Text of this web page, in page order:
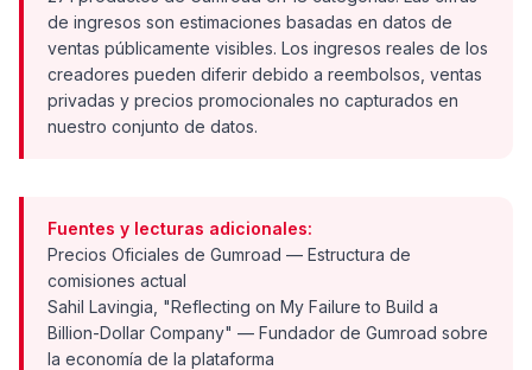
de ingresos son estimaciones basadas en datos de
ventas públicamente visibles. Los ingresos reales de los
creadores pueden diferir debido a reembolsos, ventas
privadas y precios promocionales no capturados en
nuestro conjunto de datos.
Fuentes y lecturas adicionales:
Precios Oficiales de Gumroad — Estructura de
comisiones actual
Sahil Lavingia, "Reflecting on My Failure to Build a
Billion-Dollar Company" — Fundador de Gumroad sobre
la economía de la plataforma